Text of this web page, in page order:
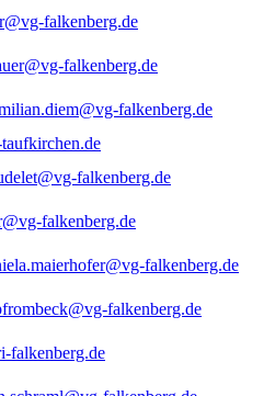
falkenberg.de
falkenberg.de
falkenberg.de
falkenberg.de
falkenberg.de
falkenberg.de
falkenberg.de
falkenberg.de